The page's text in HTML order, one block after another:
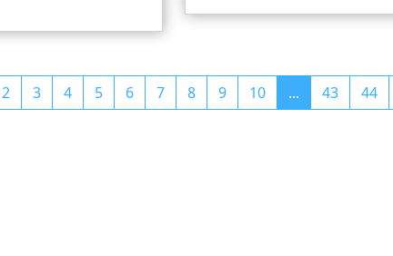
2 3 4 5 6 7 8 9 10 ... 43 44